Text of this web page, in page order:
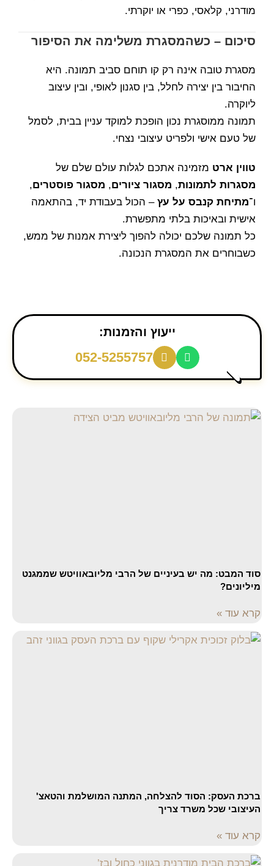
מודרני, קלאסי, כפרי או יוקרתי.
סיכום – כשהמסגרת משלימה את הסיפור
מסגרת טובה אינה רק קו תוחם סביב תמונה. היא
החיבור בין יצירה לחלל, בין סגנון לאופי, ובין עיצוב
ליוקרה.
תמונה ממוסגרת נכון הופכת למוקד עניין בבית, לסמל
של טעם אישי ולפריט עיצובי נצחי.
טווין ארט מזמינה אתכם לגלות עולם שלם של
מסגרות לתמונות, מסגור ציורים, מסגור פוסטרים,
ו־מתיחת קנבס על עץ – הכול בעבודת יד, בהתאמה
אישית ובאיכות בלתי מתפשרת.
כל תמונה שלכם יכולה להפוך ליצירת אמנות של ממש,
כשבוחרים את המסגרת הנכונה.
ייעוץ והזמנות:
052-5255757
סוד המבט: מה יש בעיניים של הרבי מליובאוויטש שממגנט
מיליונים?
קרא עוד »
ברכת העסק: הסוד להצלחה, המתנה המושלמת והטאצ'
העיצובי שכל משרד צריך
קרא עוד »